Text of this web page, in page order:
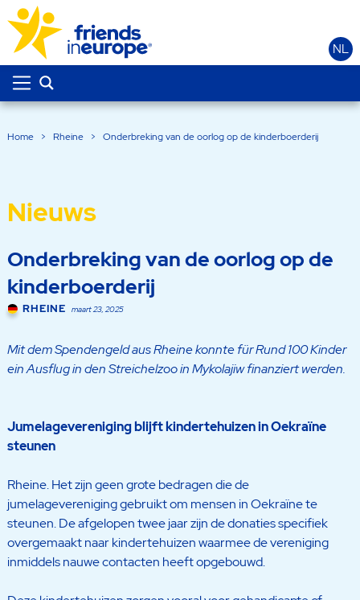
NL
Home > Rheine > Onderbreking van de oorlog op de kinderboerderij
Nieuws
Onderbreking van de oorlog op de
kinderboerderij
RHEINE maart 23, 2025
Mit dem Spendengeld aus Rheine konnte für Rund 100 Kinder
ein Ausflug in den Streichelzoo in Mykolajiw finanziert werden.
Jumelagevereniging blijft kindertehuizen in Oekraïne
steunen
Rheine. Het zijn geen grote bedragen die de
jumelagevereniging gebruikt om mensen in Oekraïne te
steunen. De afgelopen twee jaar zijn de donaties specifiek
overgemaakt naar kindertehuizen waarmee de vereniging
inmiddels nauwe contacten heeft opgebouwd.